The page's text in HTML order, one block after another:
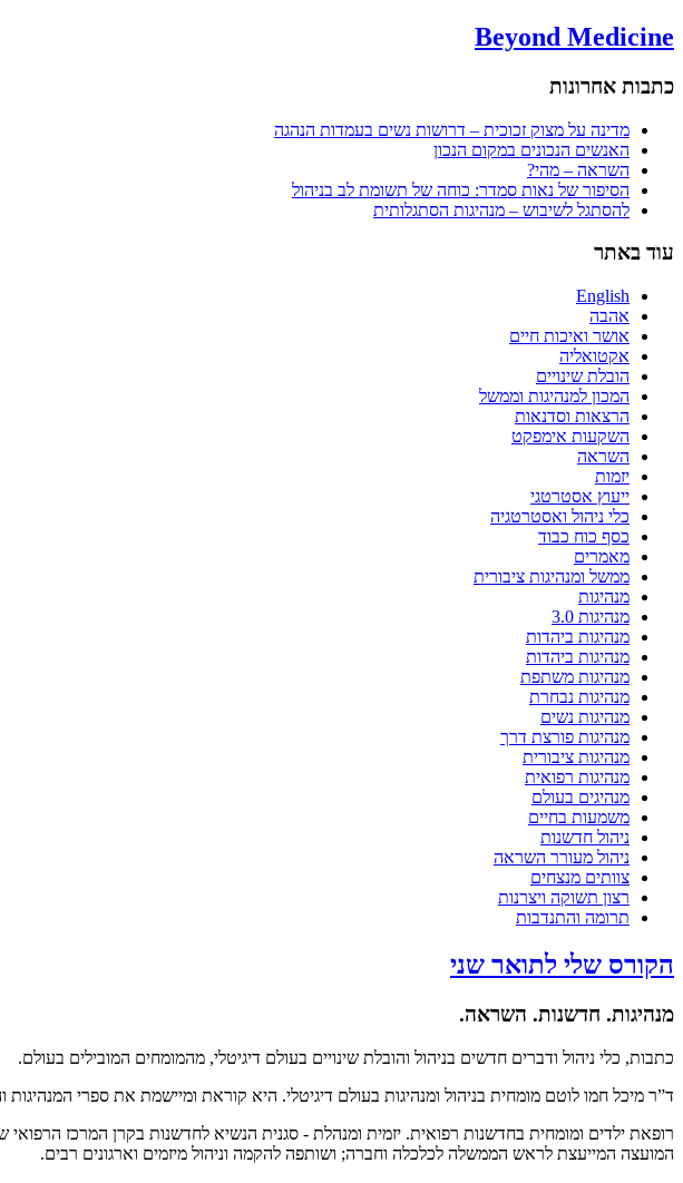
Beyond Medicine
כתבות אחרונות
מדינה על מצוק זכוכית – דרושות נשים בעמדות הנהגה
האנשים הנכונים במקום הנכון
השראה – מהי?
הסיפור של נאות סמדר: כוחה של תשומת לב בניהול
להסתגל לשיבוש – מנהיגות הסתגלותית
עוד באתר
English
אהבה
אושר ואיכות חיים
אקטואליה
הובלת שינויים
המכון למנהיגות וממשל
הרצאות וסדנאות
השקעות אימפקט
השראה
יזמות
ייעוץ אסטרטגי
כלי ניהול ואסטרטגיה
כסף כוח כבוד
מאמרים
ממשל ומנהיגות ציבורית
מנהיגות
מנהיגות 3.0
מנהיגות ביהדות
מנהיגות ביהדות
מנהיגות משתפת
מנהיגות נבחרת
מנהיגות נשים
מנהיגות פורצת דרך
מנהיגות ציבורית
מנהיגות רפואית
מנהיגים בעולם
משמעות בחיים
ניהול חדשנות
ניהול מעורר השראה
צוותים מנצחים
רצון תשוקה ויצרנות
תרומה והתנדבות
הקורס שלי לתואר שני
מנהיגות. חדשנות. השראה.
כתבות, כלי ניהול ודברים חדשים בניהול והובלת שינויים בעולם דיגיטלי, מהמומחים המובילים בעולם.
ד”ר מיכל חמו לוטם מומחית בניהול ומנהיגות בעולם דיגיטלי. היא קוראת ומיישמת את ספרי
רופאת ילדים ומומחית בחדשנות רפואית. יזמית ומנהלת - סגנית הנשיא לחדשנות בקרן המרכז
המועצה המייעצת לראש הממשלה לכלכלה וחברה; ושותפה להקמה וניהול מיזמים וארגונים רבים.